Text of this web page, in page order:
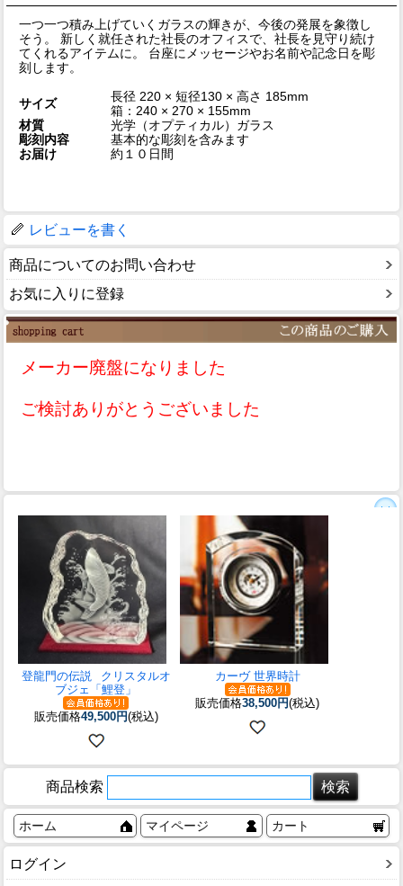
一つ一つ積み上げていくガラスの輝きが、今後の発展を象徴し
そう。 新しく就任された社長のオフィスで、社長を見守り続け
てくれるアイテムに。 台座にメッセージやお名前や記念日を彫
刻します。
サイズ
長径 220 × 短径130 × 高さ 185mm
箱：240 × 270 × 155mm
材質
光学（オプティカル）ガラス
彫刻内容
基本的な彫刻を含みます
お届け
約１０日間
レビューを書く
商品についてのお問い合わせ
お気に入りに登録
メーカー廃盤になりました
ご検討ありがとうございました
登龍門の伝説
クリスタルオ
ブジェ「鯉登」
販売価格49,500円(税込)
カーヴ 世界時計
販売価格38,500円(税込)
商品検索
ホーム マイページ カート
ログイン